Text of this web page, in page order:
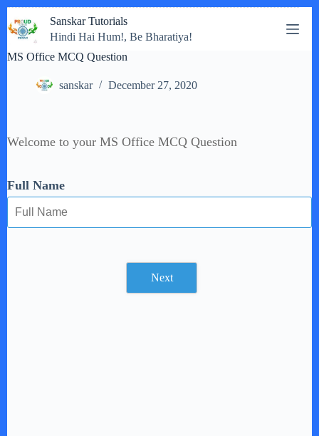
to
content
Sanskar Tutorials
Hindi Hai Hum!, Be Bharatiya!
MS Office MCQ Question
sanskar December 27, 2020
Welcome to your MS Office MCQ Question
Full Name
Next